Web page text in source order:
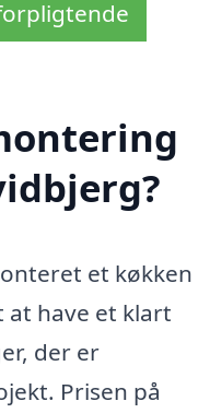
et køkken
at have et klart
der er
Prisen på